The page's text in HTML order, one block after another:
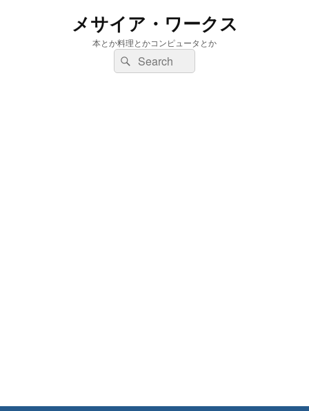
メサイア・ワークス
本とか料理とかコンピュータとか
検
索:
検
索